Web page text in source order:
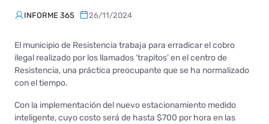
INFORME 365 26/11/2024
El municipio de Resistencia trabaja para erradicar el cobro
ilegal realizado por los llamados ‘trapitos’ en el centro de
Resistencia, una práctica preocupante que se ha normalizado
con el tiempo.
Con la implementación del nuevo estacionamiento medido
inteligente, cuyo costo será de hasta $700 por hora en las